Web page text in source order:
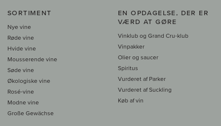
SORTIMENT
Nye vine
Røde vine
Hvide vine
Mousserende vine
Søde vine
Økologiske vine
Rosé-vine
Modne vine
Große Gewächse
EN OPDAGELSE, DER ER
VÆRD AT GØRE
Vinklub og Grand Cru-klub
Vinpakker
Olier og saucer
Spiritus
Vurderet af Parker
Vurderet af Suckling
Køb af vin